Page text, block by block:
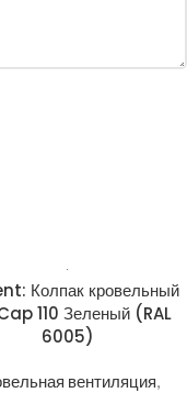
Колпак кровельный
110 Зеленый (RAL
6005)
вентиляция,